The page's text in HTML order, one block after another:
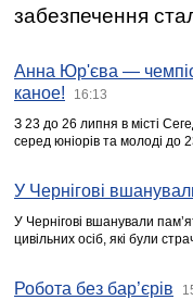
забезпечення
Анна Юр'єва —
каное!
16:13
З 23 до 26 липня в місті
серед юніорів та молоді до
У Чернігові
У Чернігові вшанували
цивільних осіб, які були
Робота без бар’єрів